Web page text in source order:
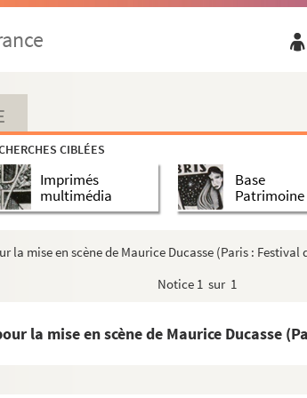
CIBLÉES
Imprimés
multimédia
Base
Patrimoine
la mise en scène de Maurice Ducasse (Paris : Festival
Notice 1 sur 1
la mise en scène de Maurice Ducasse
pièce en 3 actes. 1891
en 3 actes. 1904
actes. 1890
en 3 actes précédés d'un prologue. 1893
en 3 actes. 1904
en 4 actes. 1927